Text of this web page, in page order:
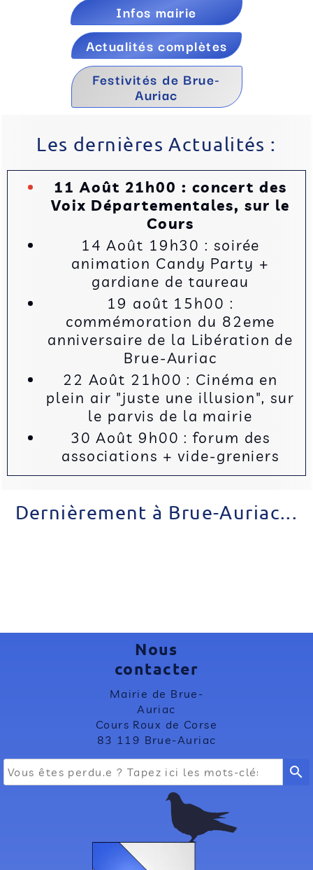
Infos mairie
Actualités complètes
Festivités de Brue-
Auriac
Les dernières Actualités :
11 Août 21h00 : concert des
Voix Départementales, sur le
Cours
14 Août 19h30 : soirée
animation Candy Party +
gardiane de taureau
19 août 15h00 :
commémoration du 82eme
anniversaire de la Libération de
Brue-Auriac
22 Août 21h00 : Cinéma en
plein air "juste une illusion", sur
le parvis de la mairie
30 Août 9h00 : forum des
associations + vide-greniers
Dernièrement à Brue-Auriac...
Nous
contacter
Mairie de Brue-
Auriac
Cours Roux de Corse
83 119 Brue-Auriac
search